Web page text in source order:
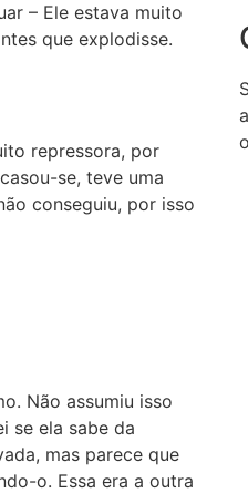
– Ele estava muito
que explodisse.
repressora, por
se, teve uma
conseguiu, por isso
Não assumiu isso
se ela sabe da
mas parece que
o. Essa era a outra